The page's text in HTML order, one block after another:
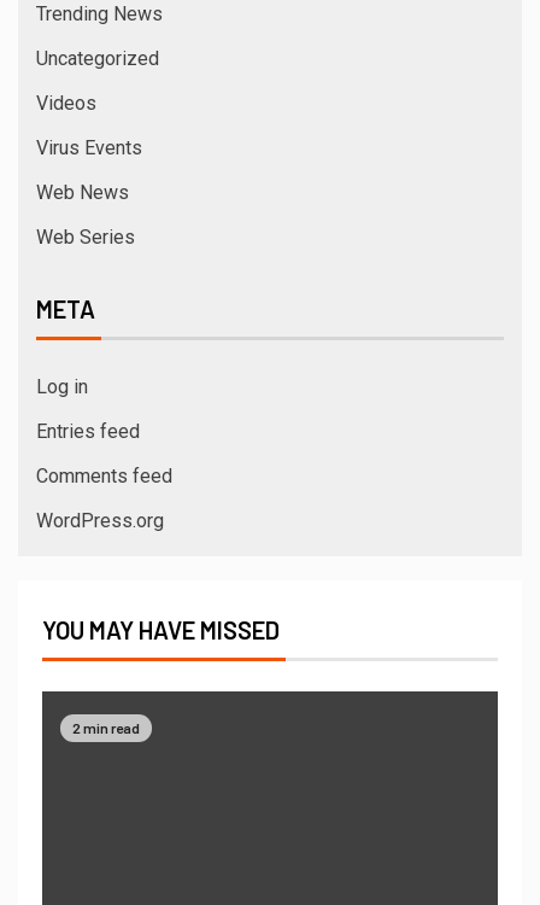
Trending News
Uncategorized
Videos
Virus Events
Web News
Web Series
META
Log in
Entries feed
Comments feed
WordPress.org
YOU MAY HAVE MISSED
2 min read